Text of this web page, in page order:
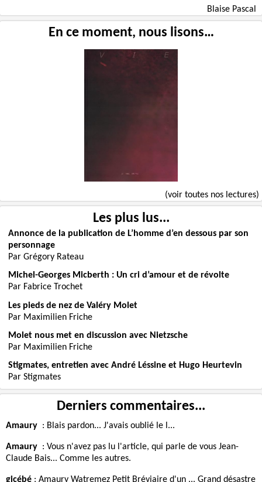
Blaise Pascal
En ce moment, nous lisons…
(voir toutes nos lectures)
Les plus lus...
Annonce de la publication de L’homme d’en dessous par son
personnage
Par Grégory Rateau
Michel-Georges Micberth : Un cri d’amour et de révolte
Par Fabrice Trochet
Les pieds de nez de Valéry Molet
Par Maximilien Friche
Molet nous met en discussion avec Nietzsche
Par Maximilien Friche
Stigmates, entretien avec André Léssine et Hugo Heurtevin
Par Stigmates
Derniers commentaires...
Amaury : Blais pardon... J'avais oublié le l...
Amaury : Vous n'avez pas lu l'article, qui parle de vous Jean-
Claude Bais... Comme les autres.
gicébé: Amaury Watremez Petit Bréviaire d'un ... Grand désastre